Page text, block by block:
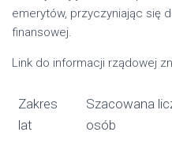
emerytów, przyczyniając się
finansowej.
Link do informacji rządowej
Zakres
lat
Szacowana
osób